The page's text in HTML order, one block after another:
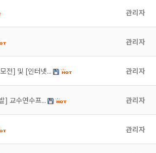
관리자
관리자
전] 및 [인터넷... 관리자
] 교수연수프... 관리자
관리자